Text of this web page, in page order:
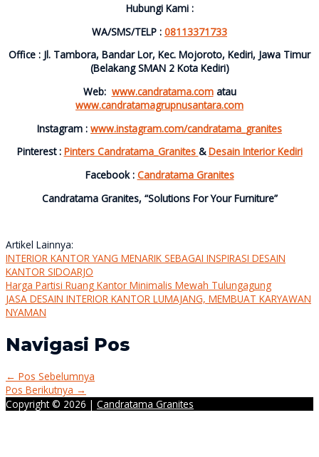
Hubungi Kami :
WA/SMS/TELP : 08113371733
Office : Jl. Tambora, Bandar Lor, Kec. Mojoroto, Kediri, Jawa Timur
(Belakang SMAN 2 Kota Kediri)
Web: www.candratama.com atau
www.candratamagrupnusantara.com
Instagram : www.instagram.com/candratama_granites
Pinterest : Pinters Candratama_Granites &Desain Interior Kediri
Facebook : Candratama Granites
Candratama Granites, “Solutions For Your Furniture”
Artikel Lainnya:
INTERIOR KANTOR YANG MENARIK SEBAGAI INSPIRASI DESAIN
KANTOR SIDOARJO
Harga Partisi Ruang Kantor Minimalis Mewah Tulungagung
JASA DESAIN INTERIOR KANTOR LUMAJANG, MEMBUAT KARYAWAN
NYAMAN
Navigasi Pos
← Pos Sebelumnya
Pos Berikutnya →
Copyright © 2026 | Candratama Granites